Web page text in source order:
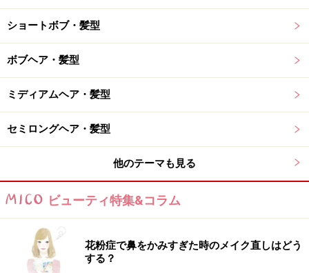
ショートボブ・髪型
ボブヘア・髪型
ミディアムヘア・髪型
セミロングヘア・髪型
他のテーマも見る
ビューティ特集&コラム
花粉症で鼻をかみすぎた時のメイク直しはどう
する？